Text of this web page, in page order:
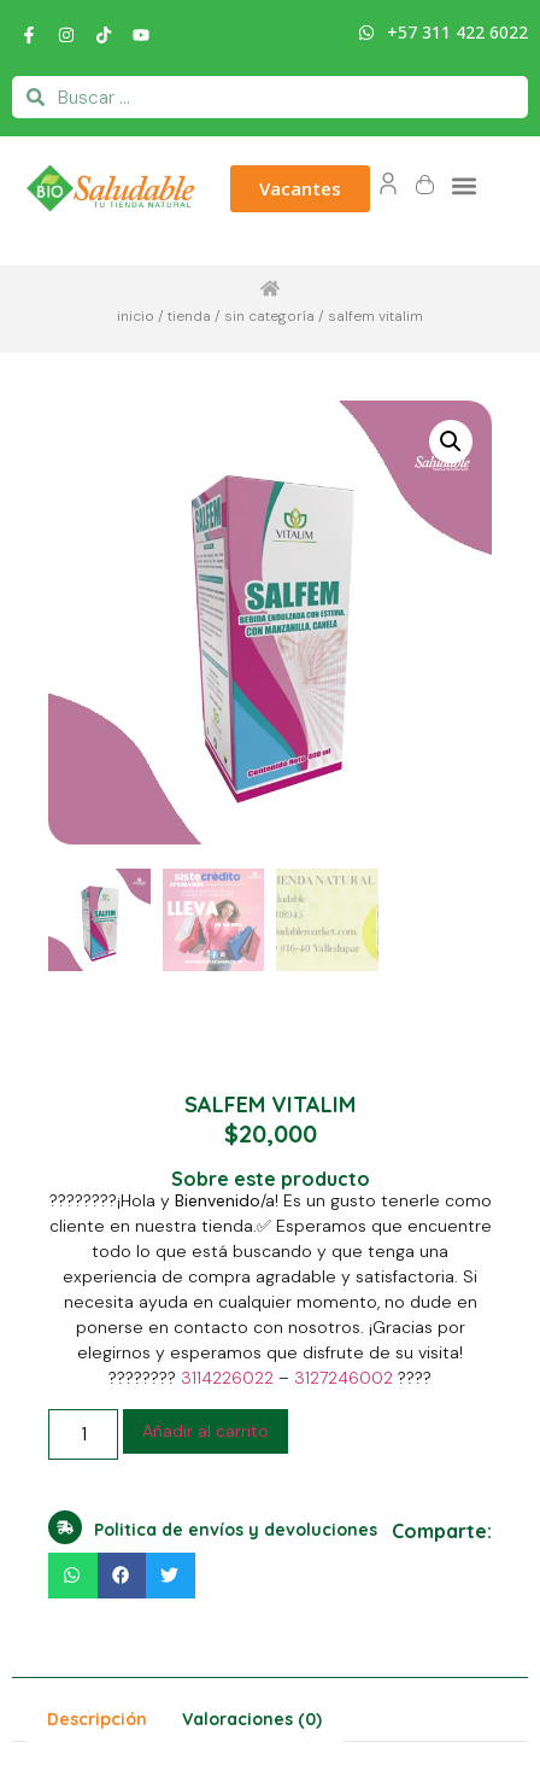
+57 311 422 6022
Vacantes
inicio / tienda / sin categoría / salfem vitalim
SALFEM VITALIM
$20,000
Sobre este producto
????????¡Hola y Bienvenido/a! Es un gusto tenerle como
cliente en nuestra tienda.✅Esperamos que encuentre
todo lo que está buscando y que tenga una
experiencia de compra agradable y satisfactoria. Si
necesita ayuda en cualquier momento, no dude en
ponerse en contacto con nosotros. ¡Gracias por
elegirnos y esperamos que disfrute de su visita!
???????? 3114226022 – 3127246002 ????
Añadir al carrito
Politica de envíos y devoluciones Comparte:
Descripción Valoraciones (0)